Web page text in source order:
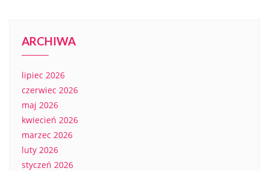
ARCHIWA
lipiec 2026
czerwiec 2026
maj 2026
kwiecień 2026
marzec 2026
luty 2026
styczeń 2026